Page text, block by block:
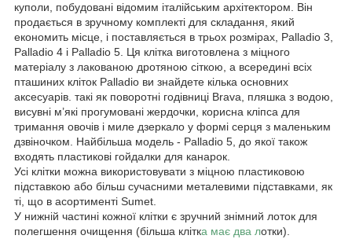
куполи, побудовані відомим італійським архітектором. Він
продається в зручному комплекті для складання, який
економить місце, і поставляється в трьох розмірах, Palladio 3,
Palladio 4 і Palladio 5. Ця клітка виготовлена з міцного
матеріалу з лакованою дротяною сіткою, а всередині всіх
пташиних кліток Palladio ви знайдете кілька основних
аксесуарів. такі як поворотні годівниці Brava, пляшка з водою,
висувні м’які прогумовані жердочки, корисна кліпса для
тримання овочів і миле дзеркало у формі серця з маленьким
дзвіночком. Найбільша модель - Palladio 5, до якої також
входять пластикові гойдалки для канарок.
Усі клітки можна використовувати з міцною пластиковою
підставкою або більш сучасними металевими підставками, як
ті, що в асортименті Sumet.
У нижній частині кожної клітки є зручний знімний лоток для
полегшення очищення (більша клітка має два лотки).